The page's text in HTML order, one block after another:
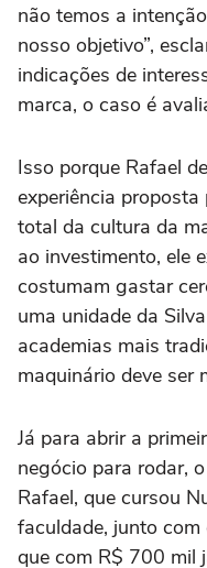
não temos a
nosso objetivo”,
indicações de
marca, o caso é
Isso porque Rafael
experiência
total da cultura da
ao investimento, ele
costumam gastar
uma unidade da
academias mais
maquinário deve ser
Já para abrir a
negócio para rodar,
Rafael, que cursou
faculdade, junto
que com R$ 700 mil